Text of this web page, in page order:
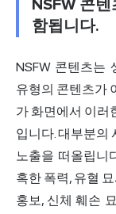
NSFW 콘
함됩니다.
NSFW 콘텐츠는
유형의 콘텐츠가
가 화면에서 이러
입니다. 대부분의
노출을 떠올립니
혹한 폭력, 유혈
홍보, 신체 훼손